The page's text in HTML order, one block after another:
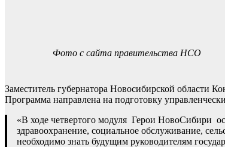
Фото с сайта правительства НСО
Заместитель губернатора Новосибирской области
Программа направлена на подготовку
«В ходе четвертого модуля Герои НовоСибири
здравоохранение, социальное обслуживание,
необходимо знать будущим руководителям